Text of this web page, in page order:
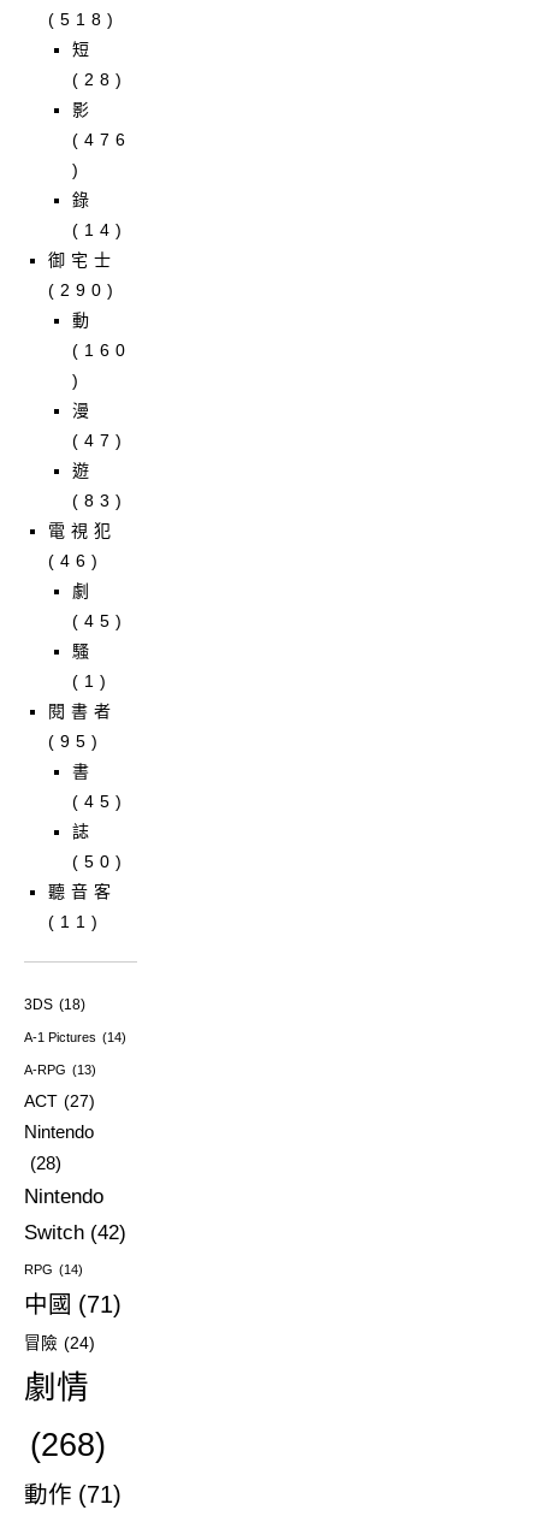
(518)
短
(28)
影
(476
)
錄
(14)
御宅士
(290)
動
(160
)
漫
(47)
遊
(83)
電視犯
(46)
劇
(45)
騷
(1)
閱書者
(95)
書
(45)
誌
(50)
聽音客
(11)
3DS (18)
A-1 Pictures (14)
A-RPG (13)
ACT (27)
Nintendo
(28)
Nintendo
Switch (42)
RPG (14)
中國 (71)
冒險 (24)
劇情
(268)
動作 (71)